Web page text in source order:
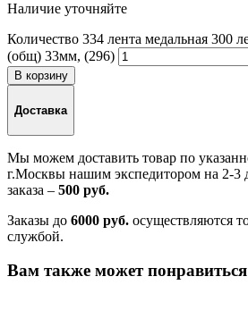
Наличие уточняйте
Количество 334 лента медальная 300
(общ) 33мм, (296)
В корзину
Доставка
Мы можем доставить товар по
г.Москвы нашим экспедитором на 2-3
заказа – 500 руб.
Заказы до 6000 руб. осуществляются
службой.
Вам также может понравиться